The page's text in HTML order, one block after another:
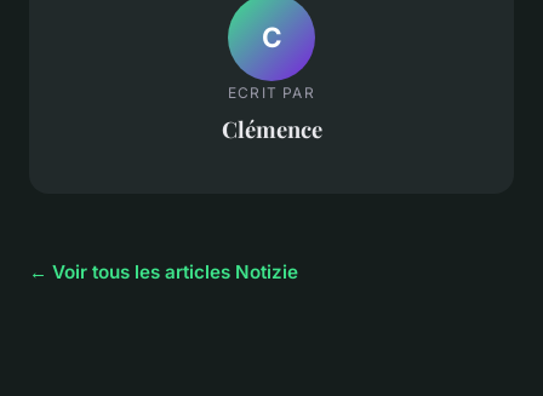
C
ECRIT PAR
Clémence
← Voir tous les articles Notizie